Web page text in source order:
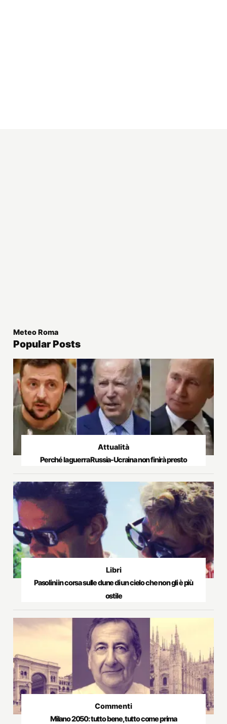
Meteo Roma
Popular Posts
Attualità
Perché la guerra Russia-Ucraina non finirà presto
Libri
Pasolini in corsa sulle dune di un cielo che non gli è più
ostile
Commenti
Milano 2050: tutto bene, tutto come prima